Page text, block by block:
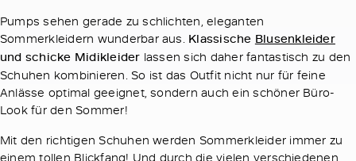
Pumps sehen gerade zu schlichten, eleganten
Sommerkleidern wunderbar aus. Klassische Blusenkleider
und schicke Midikleider lassen sich daher fantastisch zu den
Schuhen kombinieren. So ist das Outfit nicht nur für feine
Anlässe optimal geeignet, sondern auch ein schöner Büro-
Look für den Sommer!
Mit den richtigen Schuhen werden Sommerkleider immer zu
einem tollen Blickfang! Und durch die vielen verschiedenen